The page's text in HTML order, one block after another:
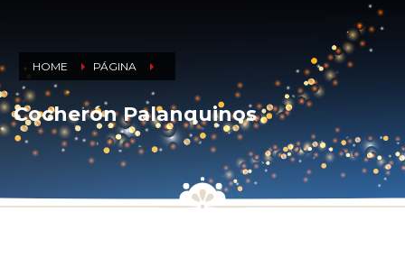
HOME PÁGINA
Cocherón Palanquinos